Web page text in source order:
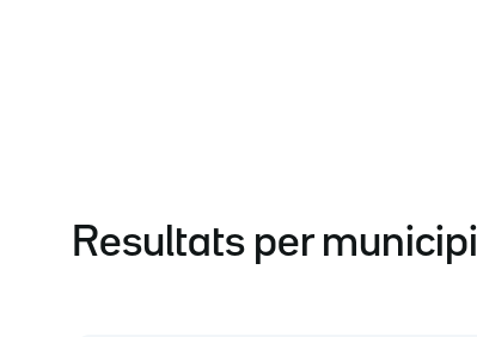
Resultats per municipi